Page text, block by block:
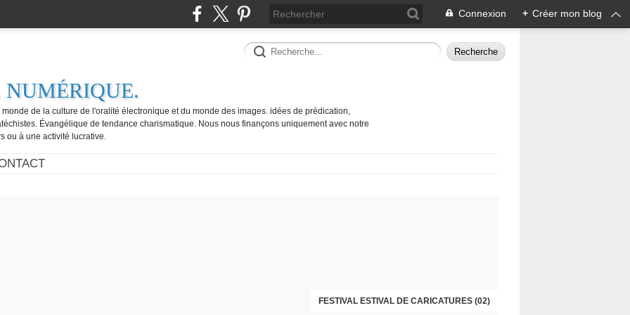
Connexion + Créer mon blog
NUMÉRIQUE.
de la culture de l'oralité électronique et du monde des images. idées de prédication,
Évangélique de tendance charismatique. Nous nous finançons uniquement avec notre
ou à une activité lucrative.
FESTIVAL ESTIVAL DE CARICATURES (02)
FESTIVAL ESTIVAL DE CARICATURES 2026 (01)